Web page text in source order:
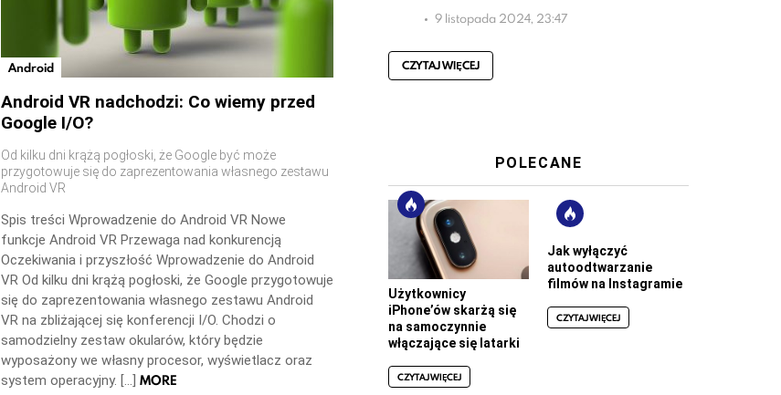
Android
Android VR nadchodzi: Co wiemy przed
Google I/O?
Od kilku dni krążą pogłoski, że Google być może
przygotowuje się do zaprezentowania własnego zestawu
Android VR
Spis treści Wprowadzenie do Android VR Nowe
funkcje Android VR Przewaga nad konkurencją
Oczekiwania i przyszłość Wprowadzenie do Android
VR Od kilku dni krążą pogłoski, że Google przygotowuje
się do zaprezentowania własnego zestawu Android
VR na zbliżającej się konferencji I/O. Chodzi o
samodzielny zestaw okularów, który będzie
wyposażony we własny procesor, wyświetlacz oraz
system operacyjny. […] MORE
9 listopada 2024, 23:47
CZYTAJ WIĘCEJ
POLECANE
Użytkownicy
iPhone’ów skarżą się
na samoczynnie
włączające się latarki
CZYTAJ WIĘCEJ
Jak wyłączyć
autoodtwarzanie
filmów na Instagramie
CZYTAJ WIĘCEJ